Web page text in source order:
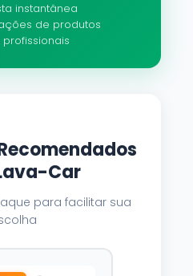
instantânea
de produtos
Car
para facilitar sua